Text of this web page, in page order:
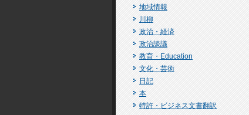
地域情報
川柳
政治・経済
政治談議
教育・Education
文化・芸術
日記
本
特許・ビジネス文書翻訳